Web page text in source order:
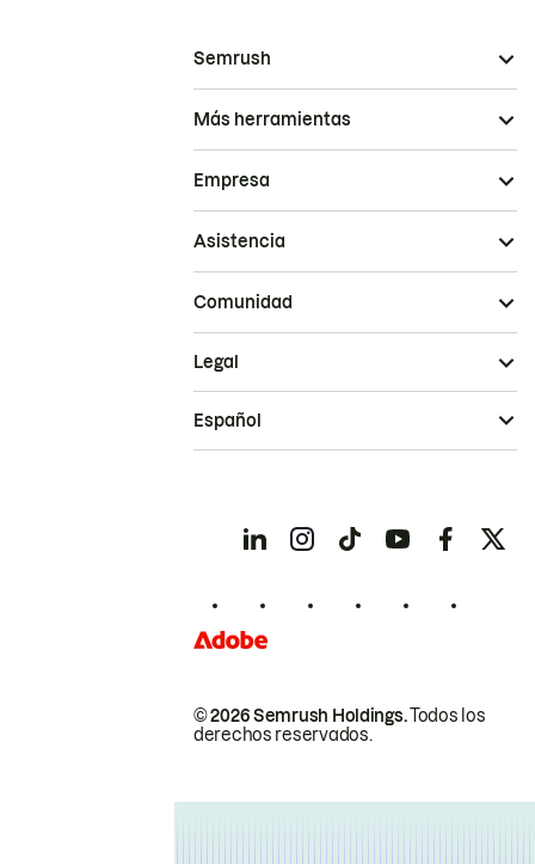
Semrush
Más herramientas
Empresa
Asistencia
Comunidad
© 2026 Semrush Holdings.Todos los
derechos reservados.
Legal
Español